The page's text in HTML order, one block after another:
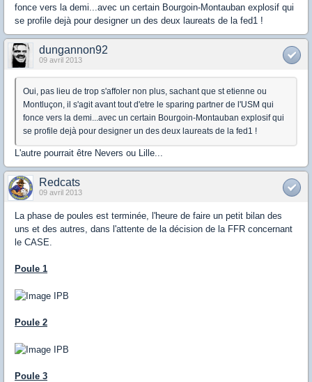
fonce vers la demi...avec un certain Bourgoin-Montauban explosif qui
se profile dejà pour designer un des deux laureats de la fed1 !
dungannon92
09 avril 2013
Oui, pas lieu de trop s'affoler non plus, sachant que st etienne ou
Montluçon, il s'agit avant tout d'etre le sparing partner de l'USM qui
fonce vers la demi...avec un certain Bourgoin-Montauban explosif qui
se profile dejà pour designer un des deux laureats de la fed1 !
L'autre pourrait être Nevers ou Lille...
Redcats
09 avril 2013
La phase de poules est terminée, l'heure de faire un petit bilan des
uns et des autres, dans l'attente de la décision de la FFR concernant
le CASE.
Poule 1
Poule 2
Poule 3